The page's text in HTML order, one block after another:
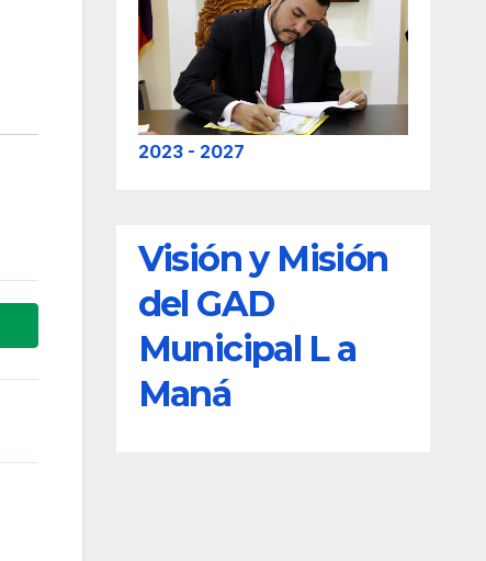
2023 - 2027
Visión y Misión
del GAD
Municipal L a
Maná